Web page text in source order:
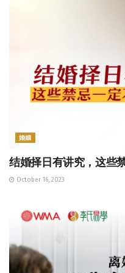
婚姻
结婚择日有讲究，这些
October 16, 2023